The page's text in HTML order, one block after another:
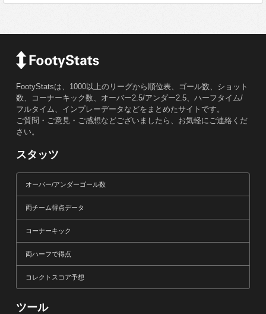
FootyStatsは、1000以上のリーグから順位表、ゴール数、ショット
数、コーナーキック数、オーバー2.5/アンダー2.5、ハーフタイム/
フルタイム、インプレーデータなどをまとめたサイトです。
ご質問・ご意見・ご感想などございましたら、お気軽にご連絡くだ
さい。
スタッツ
オーバー/アンダーゴール数
両チーム得点データ
コーナーキック
両ハーフで得点
コレクトスコア予想
ツール